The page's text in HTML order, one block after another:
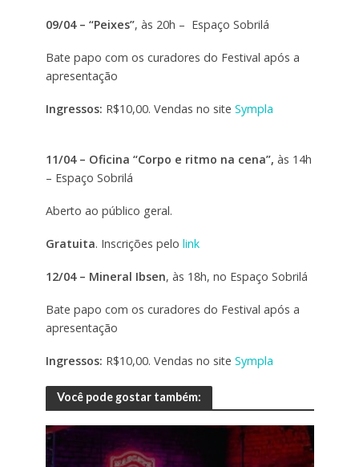
09/04 – “Peixes”, às 20h – Espaço Sobrilá
Bate papo com os curadores do Festival após a
apresentação
Ingressos: R$10,00. Vendas no site Sympla
11/04 – Oficina “Corpo e ritmo na cena”, às 14h
– Espaço Sobrilá
Aberto ao público geral.
Gratuita. Inscrições pelo link
12/04 – Mineral Ibsen, às 18h, no Espaço Sobrilá
Bate papo com os curadores do Festival após a
apresentação
Ingressos: R$10,00. Vendas no site Sympla
Você pode gostar também: